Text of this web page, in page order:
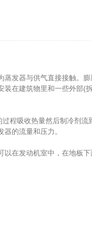
发器与供气直接接触。膨
在建筑物里和一些外部(
程吸收热量然后制冷剂流
的流量和压力。
在发动机室中，在地板下